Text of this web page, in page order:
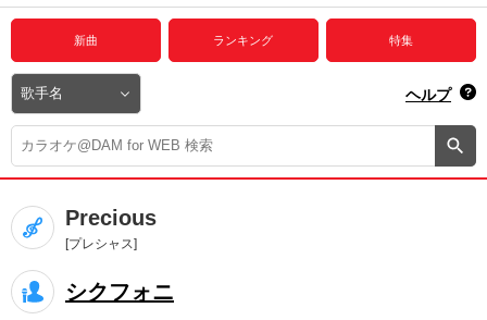
動画からさがす 録音からさがす
プレミアムサービス
DAM★とも動画
DAM★とも録音
カラオケ＠DAM
ユーザー検索
キャンペーン
新曲 ランキング 特集
ヘルプ
Precious
[プレシャス]
シクフォニ